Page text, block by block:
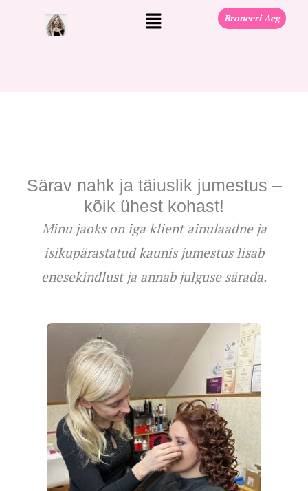
Menu Broneeri Aeg
Särav nahk ja täiuslik jumestus –
kõik ühest kohast!
Minu jaoks on iga klient ainulaadne ja
isikupärastatud kaunis jumestus lisab
enesekindlust ja annab julguse särada.